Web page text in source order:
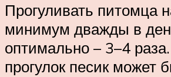
Прогуливать питомца
минимум дважды в
оптимально – 3–4
прогулок песик может